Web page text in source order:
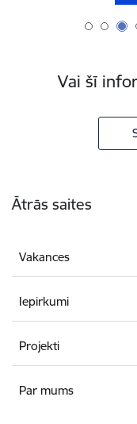
Vai šī
Ātrās saites
Vakances
Iepirkumi
Projekti
Par mums